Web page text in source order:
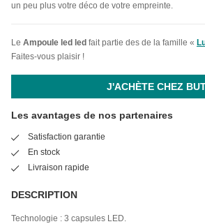
un peu plus votre déco de votre empreinte.
Le Ampoule led led fait partie des de la famille «
Faites-vous plaisir !
J'ACHÈTE CHEZ
Les avantages de nos partenaires
Satisfaction garantie
En stock
Livraison rapide
DESCRIPTION
Technologie : 3 capsules LED.